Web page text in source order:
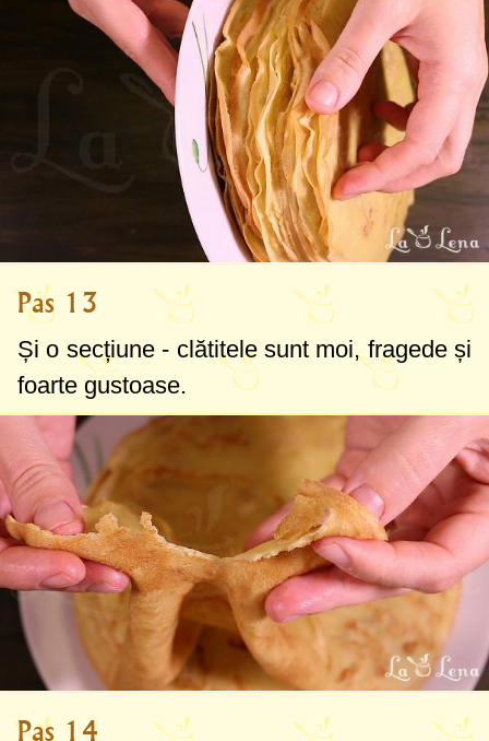
Pas 13
Și o secțiune - clătitele sunt moi, fragede și
foarte gustoase.
Pas 14